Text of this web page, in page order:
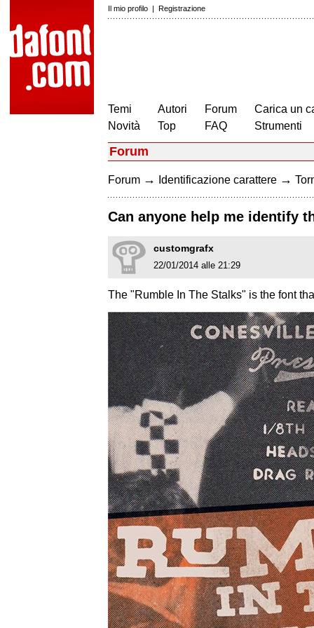
Il mio profilo | Registrazione
Temi
Novità
Autori
Top
Forum
FAQ
Carica un
Strumenti
Forum
Forum → Identificazione carattere →
Can anyone help me identify
customgrafx
22/01/2014 alle 21:29
The "Rumble In The Stalks" is the font